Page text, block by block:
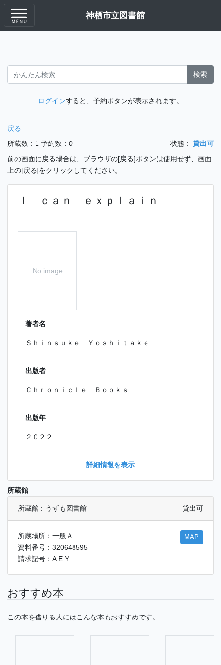
神栖市立図書館
検索
ログインすると、予約ボタンが表示されます。
戻る
所蔵数：1 予約数：0 状態：
貸出可
前の画面に戻る場合は、ブラウザの[戻る]ボタンは使用せず、画面
上の[戻る]をクリックしてください。
Ｉ ｃａｎ ｅｘｐｌａｉｎ
No image
著者名
Ｓｈｉｎｓｕｋｅ Ｙｏｓｈｉｔａｋｅ
出版者
Ｃｈｒｏｎｉｃｌｅ Ｂｏｏｋｓ
出版年
２０２２
詳細情報を表示
所蔵館
所蔵館：うずも図書館 貸出可
所蔵場所：一般Ａ
資料番号：320648595
請求記号：A E Y
MAP
おすすめ本
この本を借りる人にはこんな本もおすすめです。